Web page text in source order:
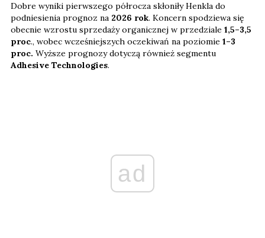
Dobre wyniki pierwszego półrocza skłoniły Henkla do
podniesienia prognoz na 2026 rok. Koncern spodziewa się
obecnie wzrostu sprzedaży organicznej w przedziale 1,5–3,5
proc., wobec wcześniejszych oczekiwań na poziomie 1–3
proc. Wyższe prognozy dotyczą również segmentu
Adhesive Technologies.
ad